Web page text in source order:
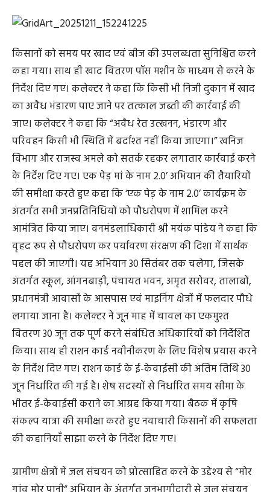
किसानों को समय पर खाद एवं बीज की उपलब्धता सुनिश्चित करने
कहा गया। साथ ही खाद वितरण पॉस मशीन के माध्यम से करने के
निर्देश दिए गए। कलेक्टर ने कहा कि किसी भी निजी दुकान में खाद
का अवैध भंडारण पाए जाने पर तत्काल जब्ती की कार्रवाई की
जाए। कलेक्टर ने कहा कि “अवैध रेत उत्खनन, भंडारण और
परिवहन किसी भी स्थिति में बर्दाश्त नहीं किया जाएगा।” खनिज
विभाग और राजस्व अमले को सतर्क रहकर लगातार कार्रवाई करने
के निर्देश दिए गए। एक पेड़ मां के नाम 2.0’ अभियान की तैयारियों
की समीक्षा करते हुए कहा कि ‘एक पेड़ के नाम 2.0’ कार्यक्रम के
अंतर्गत सभी जनप्रतिनिधियों को पौधरोपण में शामिल करने
आमंत्रित किया जाए। वनमंडलाधिकारी श्री मयंक पांडेय ने कहा कि
वृहद रूप से पौधरोपण कर पर्यावरण संरक्षण की दिशा में सार्थक
पहल की जाएगी। यह अभियान 30 सितंबर तक चलेगा, जिसके
अंतर्गत स्कूल, आंगनबाड़ी, पंचायत भवन, अमृत सरोवर, तालाबों,
प्रधानमंत्री आवासों के आसपास एवं माइनिंग क्षेत्रों में फलदार पौधे
लगाया जाना है। कलेक्टर ने जून माह में चावल का एकमुश्त
वितरण 30 जून तक पूर्ण करने संबंधित अधिकारियों को निर्देशित
किया। साथ ही राशन कार्ड नवीनीकरण के लिए विशेष प्रयास करने
के निर्देश दिए गए। राशन कार्ड के ई-केवाईसी की अंतिम तिथि 30
जून निर्धारित की गई है। शेष सदस्यों से निर्धारित समय सीमा के
भीतर ई-केवाईसी कराने का आग्रह किया गया। बैठक में कृषि
संकल्प यात्रा की समीक्षा करते हुए नवाचारी किसानों की सफलता
की कहानियाँ साझा करने के निर्देश दिए गए।
ग्रामीण क्षेत्रों में जल संचयन को प्रोत्साहित करने के उद्देश्य से “मोर